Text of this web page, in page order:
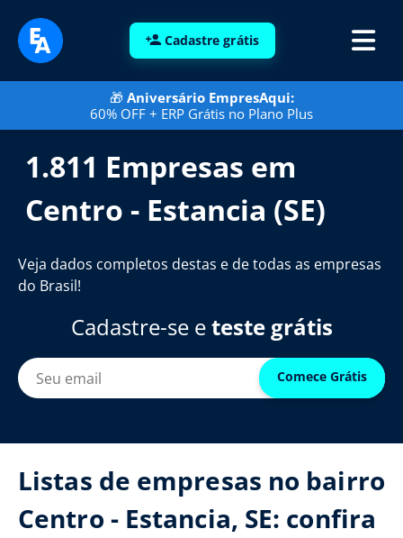
Cadastre grátis
🎁 Aniversário EmpresAqui:
60% OFF + ERP Grátis no Plano Plus
1.811 Empresas em
Centro - Estancia (SE)
Veja dados completos destas e de todas as empresas
do Brasil!
Cadastre-se eteste grátis
Comece Grátis
Listas de empresas no bairro
Centro - Estancia, SE: confira